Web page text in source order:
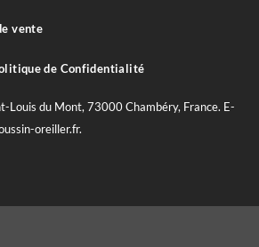
vente
de Confidentialité
Louis du Mont, 73000 Chambéry, France. E-
oreiller.fr.